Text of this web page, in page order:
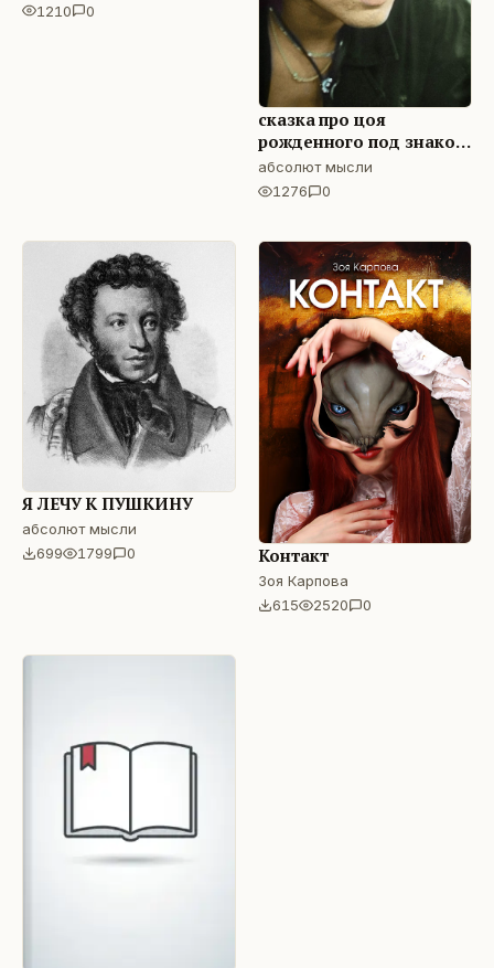
1210
0
сказка про цоя
рожденного под знаком
солнца
абсолют мысли
1276
0
Я ЛЕЧУ К ПУШКИНУ
абсолют мысли
699
1799 0 Контакт
Зоя Карпова
615
2520 0